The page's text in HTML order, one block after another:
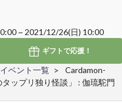
~ 2021/12/26(日) 10:00
ギフトで応援！
イベント一覧
Cardamon-
ップリ独り怪談」 : 伽琉駝門